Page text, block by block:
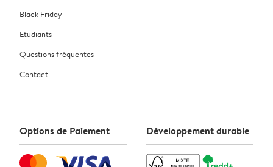
Black Friday
Etudiants
Questions fréquentes
Contact
Options de Paiement Développement durable